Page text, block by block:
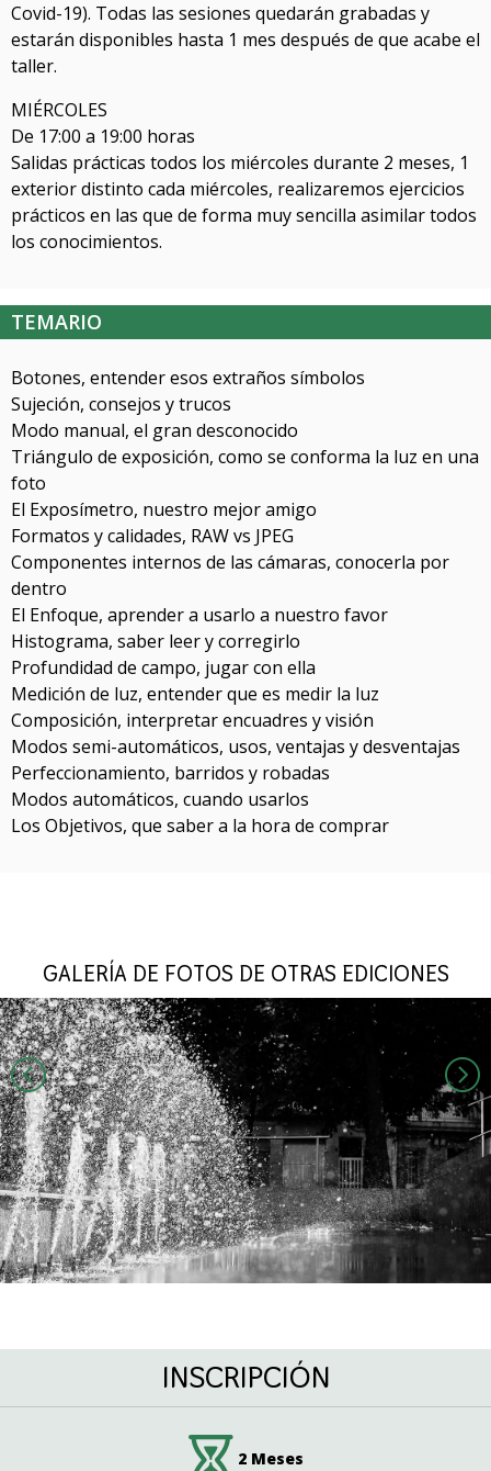
Covid-19). Todas las sesiones quedarán grabadas y
estarán disponibles hasta 1 mes después de que acabe el
taller.
MIÉRCOLES
De 17:00 a 19:00 horas
Salidas prácticas todos los miércoles durante 2 meses, 1
exterior distinto cada miércoles, realizaremos ejercicios
prácticos en las que de forma muy sencilla asimilar todos
los conocimientos.
TEMARIO
Botones, entender esos extraños símbolos
Sujeción, consejos y trucos
Modo manual, el gran desconocido
Triángulo de exposición, como se conforma la luz en una
foto
El Exposímetro, nuestro mejor amigo
Formatos y calidades, RAW vs JPEG
Componentes internos de las cámaras, conocerla por
dentro
El Enfoque, aprender a usarlo a nuestro favor
Histograma, saber leer y corregirlo
Profundidad de campo, jugar con ella
Medición de luz, entender que es medir la luz
Composición, interpretar encuadres y visión
Modos semi-automáticos, usos, ventajas y desventajas
Perfeccionamiento, barridos y robadas
Modos automáticos, cuando usarlos
Los Objetivos, que saber a la hora de comprar
GALERÍA DE FOTOS DE OTRAS EDICIONES
INSCRIPCIÓN
2 Meses